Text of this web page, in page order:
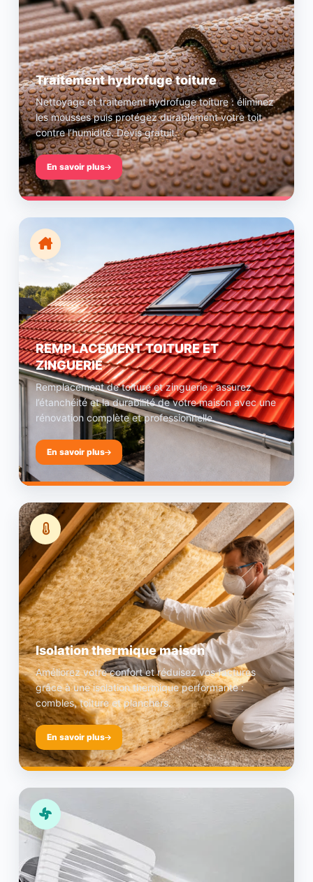
Traitement hydrofuge toiture
Nettoyage et traitement hydrofuge toiture : éliminez
les mousses puis protégez durablement votre toit
contre l’humidité. Devis gratuit.
En savoir plus
REMPLACEMENT TOITURE ET
ZINGUERIE
Remplacement de toiture et zinguerie : assurez
l’étanchéité et la durabilité de votre maison avec une
rénovation complète et professionnelle.
En savoir plus
Isolation thermique maison
Améliorez votre confort et réduisez vos factures
grâce à une isolation thermique performante :
combles, toiture et planchers.
En savoir plus